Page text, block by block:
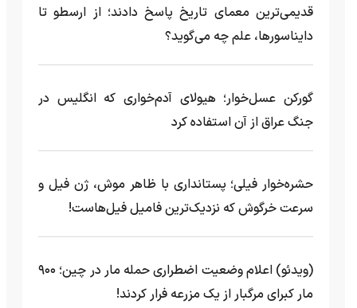
قدیمی‌ترین معمای تاریخ پاسخ دادند؛ از ارسطو تا
دایناسورها، علم چه می‌گوید؟
گورکن عسل‌خوار؛ هیولای آدم‌خواری که انگلیس در
جنگ عراق از آن استفاده کرد
حشره‌خوار فیلی؛ پستانداری با ظاهر موش، ژن فیل و
سرعت خرگوش که نزدیک‌ترین فامیل فیل‌هاست!
(ویدئو) اعلام وضعیت اضطراری حمله مار‌ در چین؛ ۹۰۰
مار کبرای مرگبار از یک مزرعه‌ فرار کردند!